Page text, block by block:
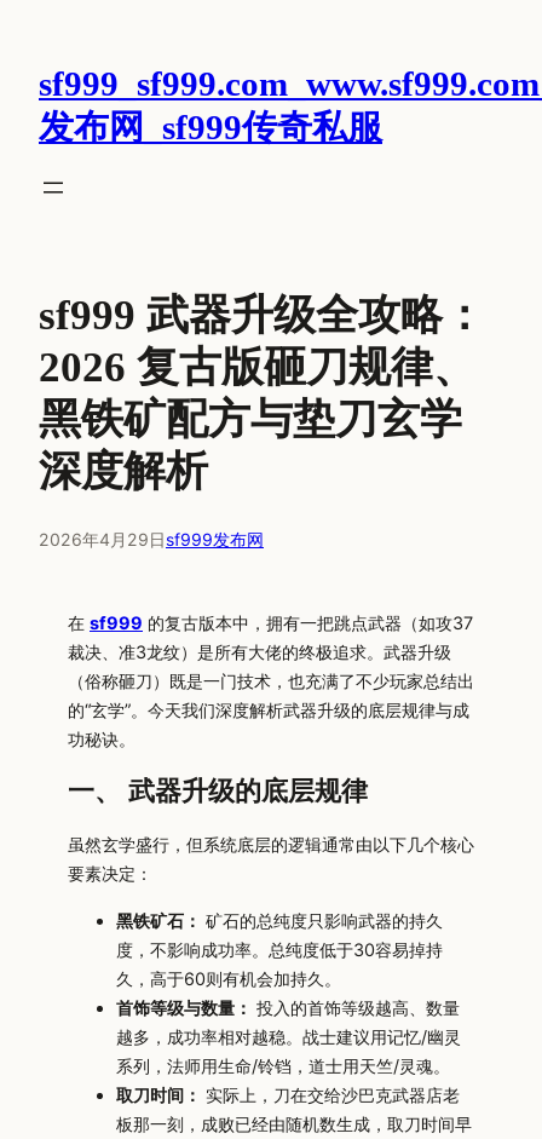
发布网_sf999传奇私服
sf999 武器升级全攻略：
2026 复古版砸刀规律、
黑铁矿配方与垫刀玄学
深度解析
2026年4月29日sf999发布网
在 sf999 的复古版本中，拥有一把跳点武器（如攻37
裁决、准3龙纹）是所有大佬的终极追求。武器升级
（俗称砸刀）既是一门技术，也充满了不少玩家总结出
的“玄学”。今天我们深度解析武器升级的底层规律与成
功秘诀。
一、 武器升级的底层规律
虽然玄学盛行，但系统底层的逻辑通常由以下几个核心
要素决定：
黑铁矿石： 矿石的总纯度只影响武器的持久
度，不影响成功率。总纯度低于30容易掉持
久，高于60则有机会加持久。
首饰等级与数量： 投入的首饰等级越高、数量
越多，成功率相对越稳。战士建议用记忆/幽灵
系列，法师用生命/铃铛，道士用天竺/灵魂。
取刀时间： 实际上，刀在交给沙巴克武器店老
板那一刻，成败已经由随机数生成，取刀时间早